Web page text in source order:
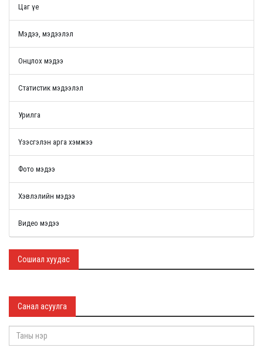
Цаг үе
Мэдээ, мэдээлэл
Онцлох мэдээ
Статистик мэдээлэл
Урилга
Үзэсгэлэн арга хэмжээ
Фото мэдээ
Хэвлэлийн мэдээ
Видео мэдээ
Сошиал хуудас
Санал асуулга